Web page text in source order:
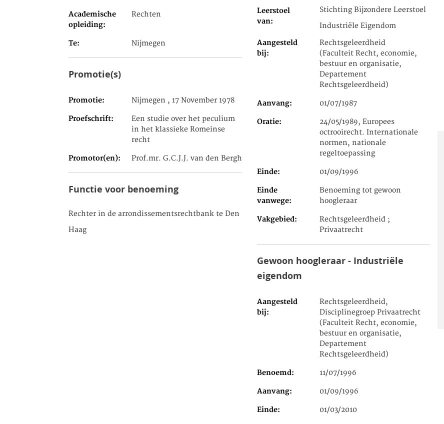
Academische
opleiding
Rechten
Te Nijmegen
Promotie(s)
Promotie Nijmegen , 17 November 1978
Proefschrift
Een studie over het peculium
in het klassieke Romeinse
recht
Promotor(en) Prof.mr. G.C.J.J. van den Bergh
Functie voor benoeming
Rechter in de arrondissementsrechtbank te Den
Haag
Leerstoel
van
Stichting Bijzondere Leerstoel
Industriële Eigendom
Aangesteld
bij
Rechtsgeleerdheid
(Faculteit Recht, economie,
bestuur en organisatie,
Departement
Rechtsgeleerdheid)
Aanvang 01/07/1987
Oratie
24/05/1989, Europees
octrooirecht. Internationale
normen, nationale
regeltoepassing
Einde 01/09/1996
Einde
vanwege
Benoeming tot gewoon
hoogleraar
Vakgebied
Rechtsgeleerdheid ;
Privaatrecht
Gewoon hoogleraar - Industriële
eigendom
Aangesteld
bij
Rechtsgeleerdheid,
Disciplinegroep Privaatrecht
(Faculteit Recht, economie,
bestuur en organisatie,
Departement
Rechtsgeleerdheid)
Benoemd 11/07/1996
Aanvang 01/09/1996
Einde 01/03/2010